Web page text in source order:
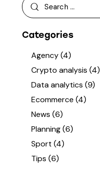
Categories
Agency(4)
Crypto analysis (4)
Data analytics (9)
Ecommerce (4)
News (6)
Planning(6)
Sport (4)
Tips (6)